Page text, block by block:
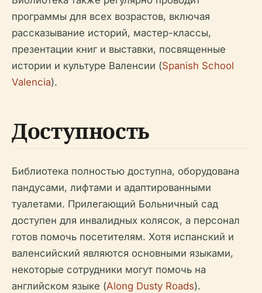
программы для всех возрастов, включая
рассказывание историй, мастер-классы,
презентации книг и выставки, посвященные
истории и культуре Валенсии (Spanish School
Valencia).
Доступность
Библиотека полностью доступна, оборудована
пандусами, лифтами и адаптированными
туалетами. Прилегающий Больничный сад
доступен для инвалидных колясок, а персонал
готов помочь посетителям. Хотя испанский и
валенсийский являются основными языками,
некоторые сотрудники могут помочь на
английском языке (Along Dusty Roads).